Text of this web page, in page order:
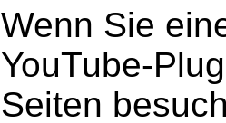
Wenn Sie
YouTube-
Seiten